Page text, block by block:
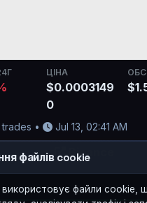
ЦІНА
$0.0003149
0
trades • Jul 13, 02:41 AM
Binance
файлів cookie
використовує файли cookie,